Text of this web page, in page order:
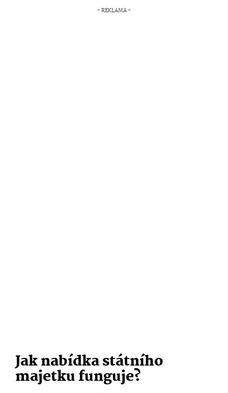
Jak nabídka státního
majetku funguje?